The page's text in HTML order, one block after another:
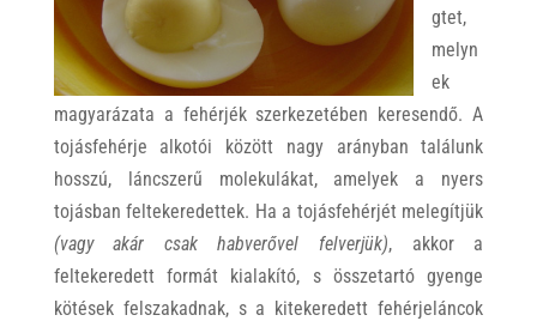
gtet,
melyn
ek
magyarázata a fehérjék szerkezetében keresendő. A
tojásfehérje alkotói között nagy arányban találunk
hosszú, láncszerű molekulákat, amelyek a nyers
tojásban feltekeredettek. Ha a tojásfehérjét melegítjük
(vagy akár csak habverővel felverjük), akkor a
feltekeredett formát kialakító, s összetartó gyenge
kötések felszakadnak, s a kitekeredett fehérjeláncok